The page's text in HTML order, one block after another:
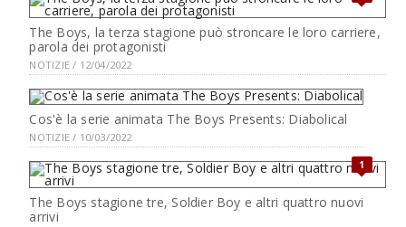
The Boys, la terza stagione può stroncare le loro carriere,
parola dei protagonisti
NOTIZIE / 12/04/2022
Cos'è la serie animata The Boys Presents: Diabolical
NOTIZIE / 10/03/2022
1
The Boys stagione tre, Soldier Boy e altri quattro nuovi
arrivi